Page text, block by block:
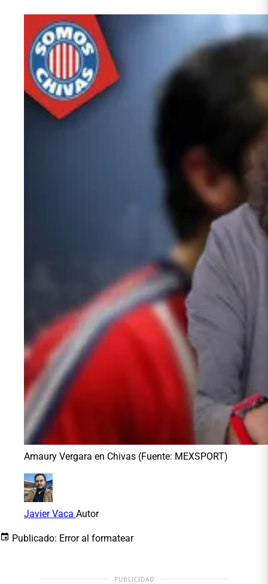
Amaury Vergara en Chivas (Fuente: MEXSPORT)
Javier Vaca Autor
Publicado: Error al formatear
PUBLICIDAD